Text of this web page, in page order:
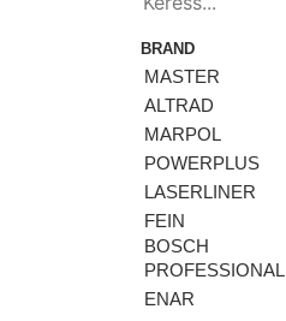
BRAND
MASTER
ALTRAD
MARPOL
POWERPLUS
LASERLINER
FEIN
BOSCH
PROFESSIONAL
ENAR